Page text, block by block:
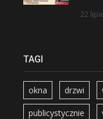
22
TAGI
okna drzwi
publicystycznie